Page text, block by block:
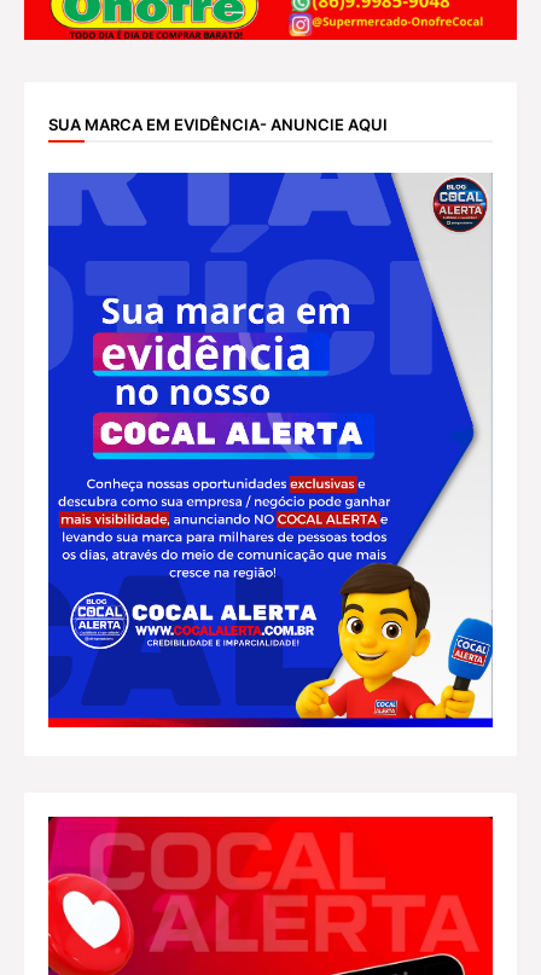
SUA MARCA EM EVIDÊNCIA- ANUNCIE AQUI